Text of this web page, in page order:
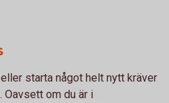
starta något helt nytt kräver
Oavsett om du är i